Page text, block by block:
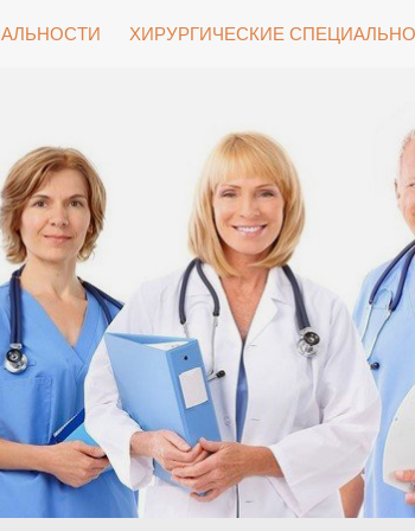
ХИРУРГИЧЕСКИЕ